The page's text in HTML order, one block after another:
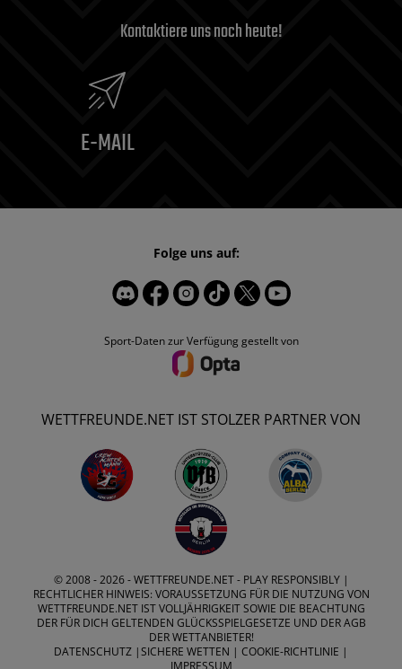
Kontaktiere uns noch heute!
E-MAIL
Sport-Daten zur Verfügung gestellt von
Folge uns auf:
WETTFREUNDE.NET IST STOLZER PARTNER VON
© 2008 - 2026 -WETTFREUNDE.NET- PLAY RESPONSIBLY |
RECHTLICHER HINWEIS: VORAUSSETZUNG FÜR DIE NUTZUNG VON
WETTFREUNDE.NET IST VOLLJÄHRIGKEIT SOWIE DIE BEACHTUNG
DER FÜR DICH GELTENDEN GLÜCKSSPIELGESETZE UND DER AGB
DER WETTANBIETER!
DATENSCHUTZ |SICHERE WETTEN | COOKIE-RICHTLINIE |